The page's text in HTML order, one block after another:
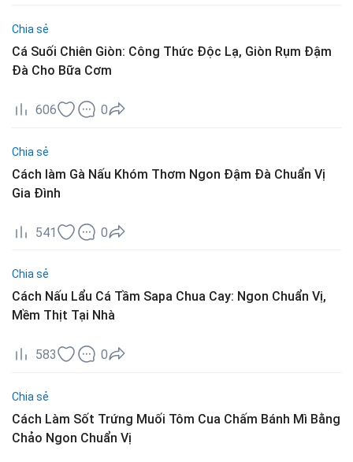
Chia sẻ
Cá Suối Chiên Giòn: Công Thức Độc Lạ, Giòn Rụm Đậm
Đà Cho Bữa Cơm
606 0
Chia sẻ
Cách làm Gà Nấu Khóm Thơm Ngon Đậm Đà Chuẩn Vị
Gia Đình
541 0
Chia sẻ
Cách Nấu Lẩu Cá Tầm Sapa Chua Cay: Ngon Chuẩn Vị,
Mềm Thịt Tại Nhà
583 0
Chia sẻ
Cách Làm Sốt Trứng Muối Tôm Cua Chấm Bánh Mì Bằng
Chảo Ngon Chuẩn Vị